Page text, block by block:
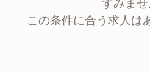
この条件に合う求人は